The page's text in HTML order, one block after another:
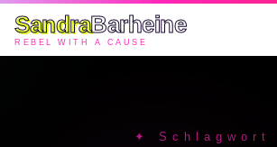
SandraBarheine
REBEL WITH A CAUSE
✦ Schlagwort